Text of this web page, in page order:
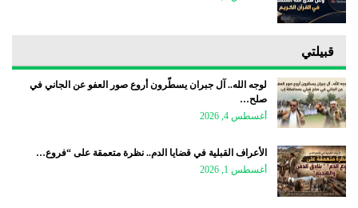
قبيلتي
لوجه الله.. آل جبران يسطّرون أروع صور العفو عن الجاني في
صلح…
أغسطس 4, 2026
الأعراف القبلية في قضايا الدم.. نظرة متعمقة على “فروع…
أغسطس 1, 2026